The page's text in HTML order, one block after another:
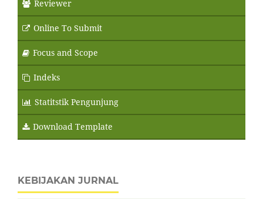
Reviewer
Online To Submit
Focus and Scope
Indeks
Statitstik Pengunjung
Download Template
KEBIJAKAN JURNAL